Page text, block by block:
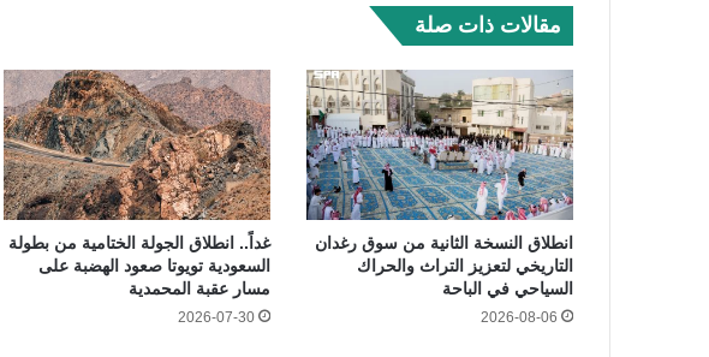
مقالات ذات صلة
انطلاق النسخة الثانية من سوق رغدان
التاريخي لتعزيز التراث والحراك
السياحي في الباحة
2026-08-06
غداً.. انطلاق الجولة الختامية من بطولة
السعودية تويوتا صعود الهضبة على
مسار عقبة المحمدية
2026-07-30